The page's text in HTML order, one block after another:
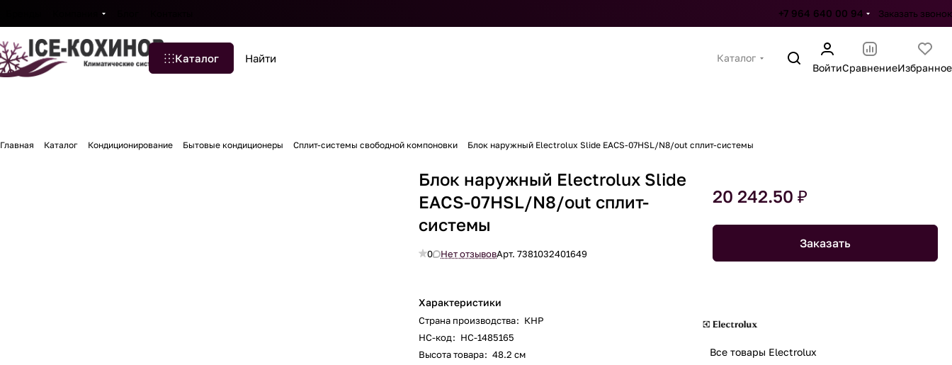
+7 964 640 00 94 Заказать звонок
Каталог
Каталог
ВойтиСравнениеИзбранное
Главная Каталог Кондиционирование Бытовые кондиционеры Сплит-системы свободной компоновки Блок наружный Electrolux Slide EACS-07HSL/N8/out сплит-системы
Блок наружный Electrolux Slide
EACS-07HSL/N8/out сплит-
системы
0 Нет отзывовАрт.7381032401649
Характеристики
Страна производства: КНР
НС-код: НС-1485165
Высота товара: 48.2 см
20 242.50 ₽
Заказать
Все товары Electrolux